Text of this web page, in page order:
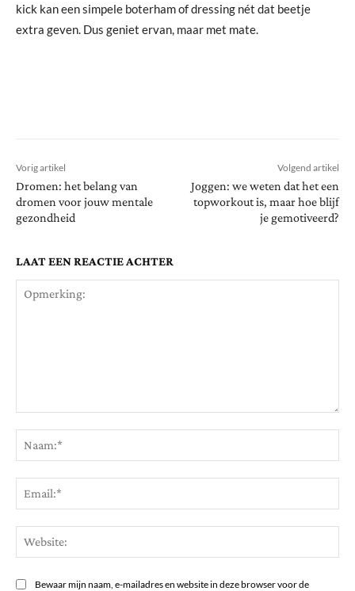
kick kan een simpele boterham of dressing nét dat beetje
extra geven. Dus geniet ervan, maar met mate.
Vorig artikel
Dromen: het belang van
dromen voor jouw mentale
gezondheid
Volgend artikel
Joggen: we weten dat het een
topworkout is, maar hoe blijf
je gemotiveerd?
LAAT EEN REACTIE ACHTER
Bewaar mijn naam, e-mailadres en website in deze browser voor de